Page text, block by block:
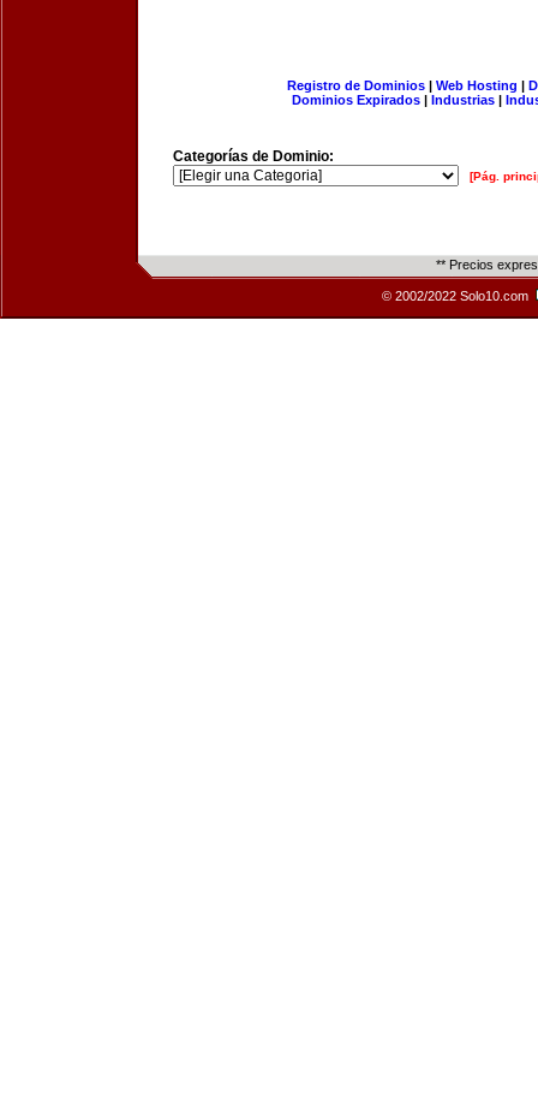
Registro de Dominios| Web Hosting |
Dominios Expirados | Industrias |
Categorías de Dominio:
[Pág.
** Precios
© 2002/2022 Solo10.com